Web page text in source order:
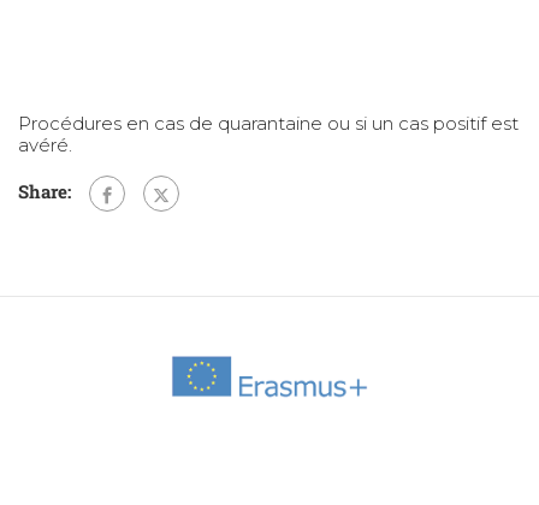
Procédures en cas de quarantaine ou si un cas positif est
avéré.
Share: